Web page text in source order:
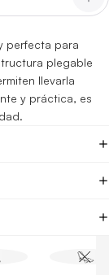
perfecta para
plegable
llevarla
y práctica, es